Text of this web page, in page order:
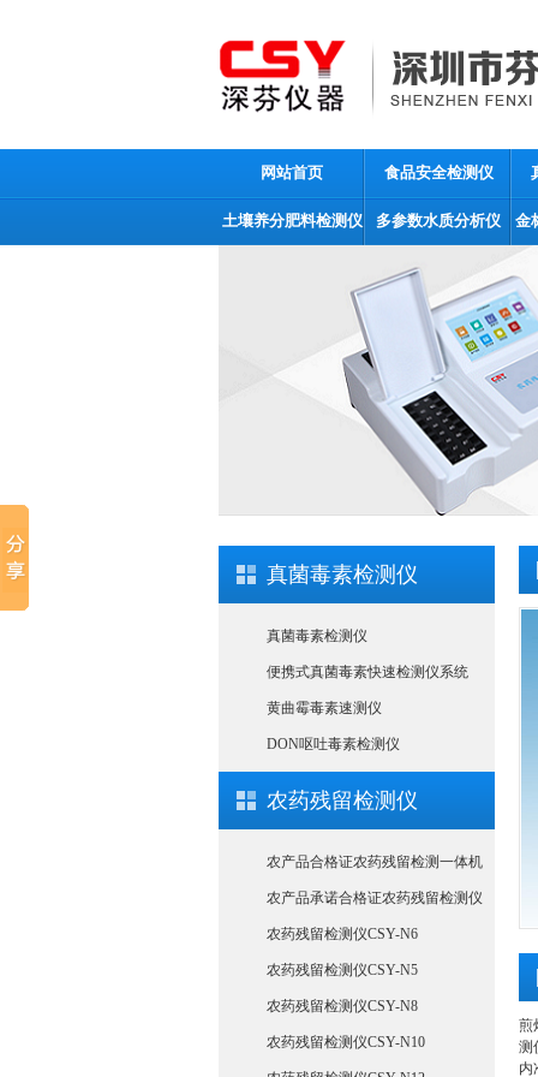
网站首页 食品安全检测仪
土壤养分肥料检测仪 多参数水质分析仪 金
真菌毒素检测仪
真菌毒素检测仪
便携式真菌毒素快速检测仪系统
黄曲霉毒素速测仪
DON呕吐毒素检测仪
农药残留检测仪
农产品合格证农药残留检测一体机
农产品承诺合格证农药残留检测仪
农药残留检测仪CSY-N6
农药残留检测仪CSY-N5
农药残留检测仪CSY-N8
农药残留检测仪CSY-N10
煎
测
内